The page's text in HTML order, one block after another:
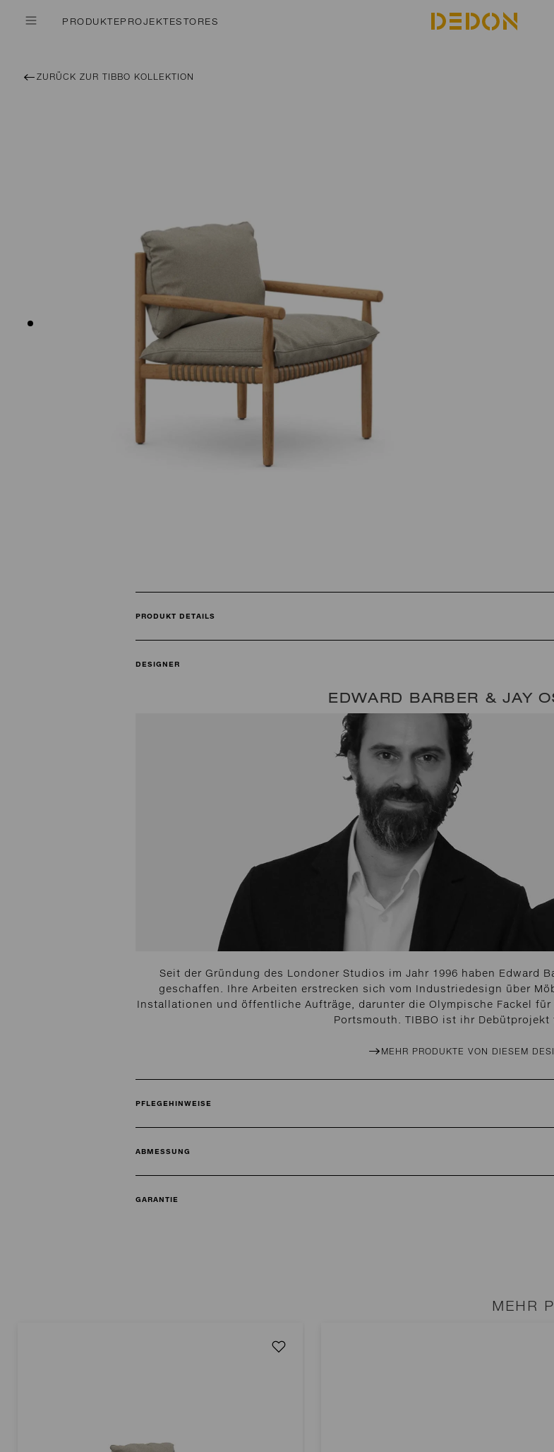
PRODUKTEPROJEKTESTORES
ZURÜCK ZUR TIBBO KOLLEKTION
PRODUKT DETAILS
DESIGNER
EDWARD BARBER & JAY
Seit der Gründung des Londoner Studios im Jahr 1996 haben Edward
geschaffen. Ihre Arbeiten erstrecken sich vom Industriedesign über
Installationen und öffentliche Aufträge, darunter die Olympische Fackel
Portsmouth. TIBBO ist ihr Debütprojekt
MEHR PRODUKTE VON DIESEM
PFLEGEHINWEISE
ABMESSUNG
GARANTIE
MEHR